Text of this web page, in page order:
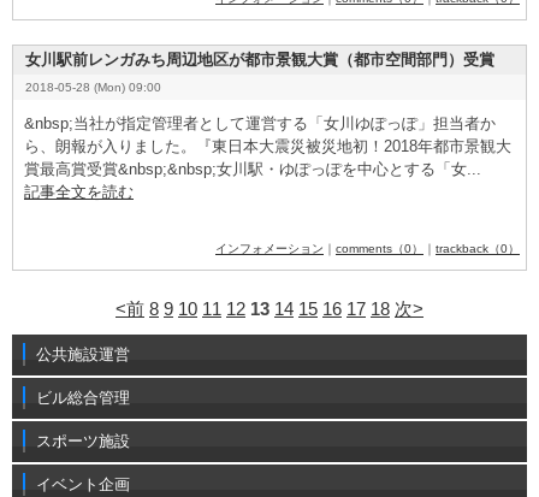
女川駅前レンガみち周辺地区が都市景観大賞（都市空間部門）受賞
2018-05-28 (Mon) 09:00
&­n­b­s­p­;当社が指定管理者として運営する「女川ゆぽっぽ」担当者か
ら、朗報が入りました。『東日本大震災被災地初！2­0­1­8­年都市景観大
賞最高賞受賞&­n­b­s­p­;&­n­b­s­p­;女川駅・ゆぽっぽを中心とする「女...
記事全文を読む
インフォメーション ｜ comments（0） ｜ trackback（0）
<前 8 9 10 11 12 13 14 15 16 17 18 次>
公共施設運営
ビル総合管理
スポーツ施設
イベント企画